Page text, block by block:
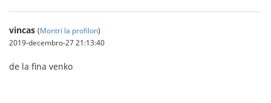
vincas (Montri la profilon)
2019-decembro-27 21:13:40
de la fina venko